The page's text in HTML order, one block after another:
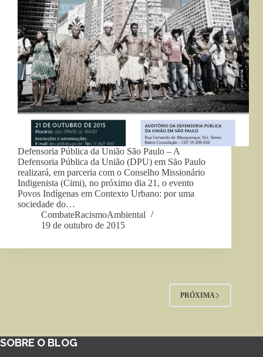
Defensoria Pública da União São Paulo – A
Defensoria Pública da União (DPU) em São Paulo
realizará, em parceria com o Conselho Missionário
Indigenista (Cimi), no próximo dia 21, o evento
Povos Indígenas em Contexto Urbano: por uma
sociedade do…
CombateRacismoAmbiental
19 de outubro de 2015
PRÓXIMA
SOBRE O BLOG